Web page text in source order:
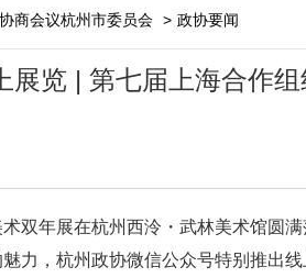
商会议杭州市委员会 > 政协要闻
展览 | 第七届上海合作
双年展在杭州西泠・武林美术馆圆
力，杭州政协微信公众号特别推出